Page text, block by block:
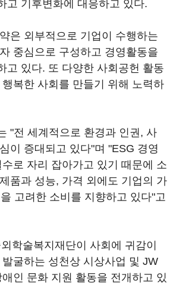
고 기후변화에 대응하고 있다.
은 외부적으로 기업이 수행하는
중심으로 구성하고 경영활동을
고 있다. 또 다양한 사회공헌 활동
복한 사회를 만들기 위해 노력하
"전 세계적으로 환경과 인권, 사
이 증대되고 있다"며 "ESG 경영
로 자리 잡아가고 있기 때문에 소
품과 성능, 가격 외에도 기업의 가
고려한 소비를 지향하고 있다"고
학술복지재단이 사회에 귀감이
굴하는 성천상 시상사업 및 JW
인 문화 지원 활동을 전개하고 있